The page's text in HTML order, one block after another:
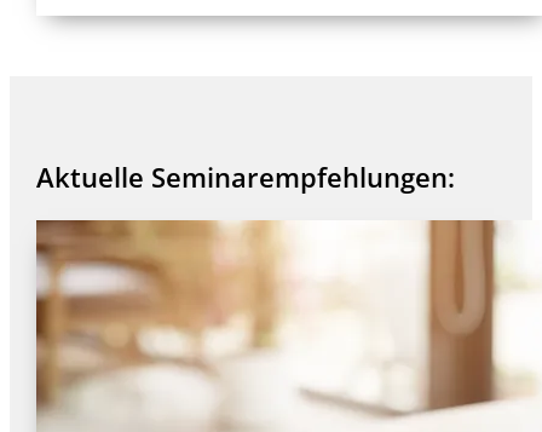
Aktuelle Seminarempfehlungen: